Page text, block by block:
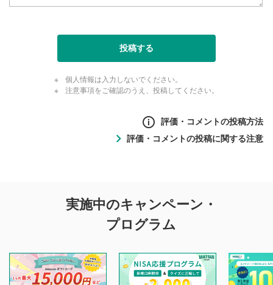
投稿する
個人情報は入力しないでください。
注意事項をご確認のうえ、投稿してください。
評価・コメントの投稿方法
評価・コメントの投稿に関する注意
投稿に関する注意
を目的として、各動画コンテンツに、評価およびコメントの
投稿ができます。利用者は以下の注意事項をご理解のうえ、
閲覧および投稿を行うものとしてください。
実施中のキャンペーン・
プログラム